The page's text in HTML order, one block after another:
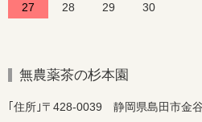
無農薬茶の杉本園
｢住所｣〒428-0039 静岡県島田市金
27
28 29 30